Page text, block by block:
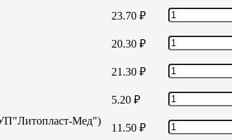
23.70 ₽
20.30 ₽
21.30 ₽
5.20 ₽
Мед")
11.50 ₽